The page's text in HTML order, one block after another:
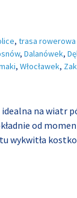
, trasa
, Dalanówek,
, Włocławek,
idealna na wiatr
od
wykwitła